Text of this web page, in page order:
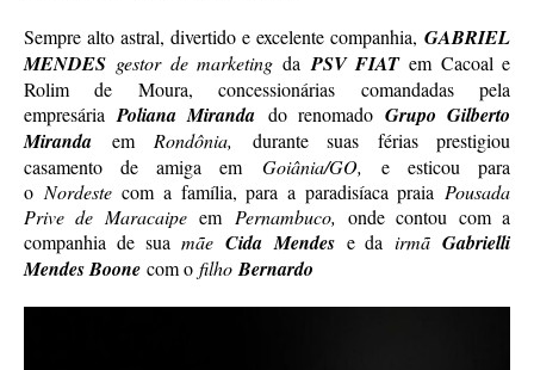
Sempre alto astral, divertido e excelente companhia, GABRIEL
MENDES gestor de marketingda PSV FIATem Cacoal e
Rolim de Moura, concessionárias comandadas pela
empresáriaPoliana Miranda do renomado Grupo Gilberto
Miranda em Rondônia, durante suas férias prestigiou
casamento de amiga em Goiânia/GO, e esticou para
o Nordestecom a família, para a paradisíaca praia Pousada
Prive de Maracaipeem Pernambuco, onde contou com a
companhia de suamãeCida Mendes e dairmãGabrielli
Mendes Boone com o filho Bernardo